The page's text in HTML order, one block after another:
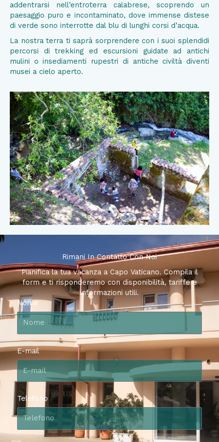
addentrarsi nell’entroterra calabrese, scoprendo un
paesaggio puro e incontaminato, dove immense distese
di verde sono interrotte dal blu di lunghi corsi d’acqua.
La nostra terra ti saprà sorprendere con i suoi splendidi
percorsi di trekking ed escursioni guidate ad antichi
mulini o insediamenti rupestri di antiche civiltà diventi
musei a cielo aperto.
Rimani In Contatto Con Noi
Pianifica la tua vacanza a Capo Vaticano. Compila il
form e ti risponderemo con disponibilità, tariffe e
informazioni utili.
Nome
E-mail
Telefono